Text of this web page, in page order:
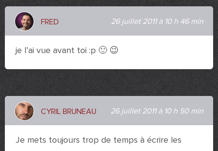
FRED 26 juillet 2011 à 10 h 46 min
je l’ai vue avant toi :p 🙂 😉
CYRIL BRUNEAU 26 juillet 2011 à 10 h 50 min
Je mets toujours trop de temps à écrire les